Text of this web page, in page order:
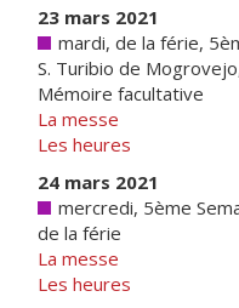
23 mars 2021
mardi, de la férie,
S. Turibio de
Mémoire facultative
La messe
Les heures
24 mars 2021
mercredi, 5ème
de la férie
La messe
Les heures